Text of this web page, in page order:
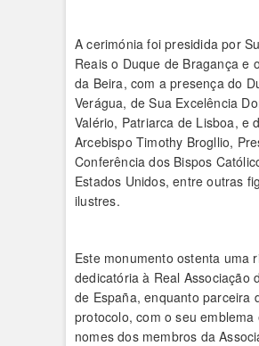
A cerimónia foi presidida por
Reais o Duque de Bragança e
da Beira, com a presença do
Verágua, de Sua Excelência
Valério, Patriarca de Lisboa, e
Arcebispo Timothy Brogllio,
Conferência dos Bispos
Estados Unidos, entre outras
ilustres.
Este monumento ostenta uma
dedicatória à Real Associação
de España, enquanto parceira
protocolo, com o seu emblema
nomes dos membros da